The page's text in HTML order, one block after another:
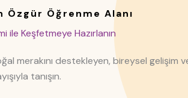
Özgür Öğrenme Alanı
ile Keşfetmeye Hazırlanın
merakını destekleyen, bireysel gelişim
tanışın.